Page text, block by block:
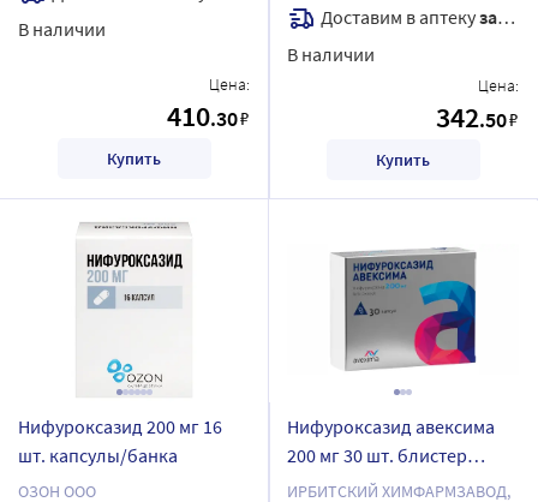
В наличии
Цена:
410.30₽
Купить
Доставим в аптекузавтра
В наличии
Цена:
342.50₽
Купить
Нифуроксазид 200 мг 16
шт. капсулы/банка
ОЗОН ООО
Нифуроксазид авексима
200 мг 30 шт. блистер
капсулы
ИРБИТСКИЙ ХИМФАРМЗАВОД,